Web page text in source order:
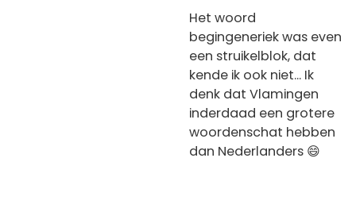
Het woord
begingeneriek was even
een struikelblok, dat
kende ik ook niet... Ik
denk dat Vlamingen
inderdaad een grotere
woordenschat hebben
dan Nederlanders 😄